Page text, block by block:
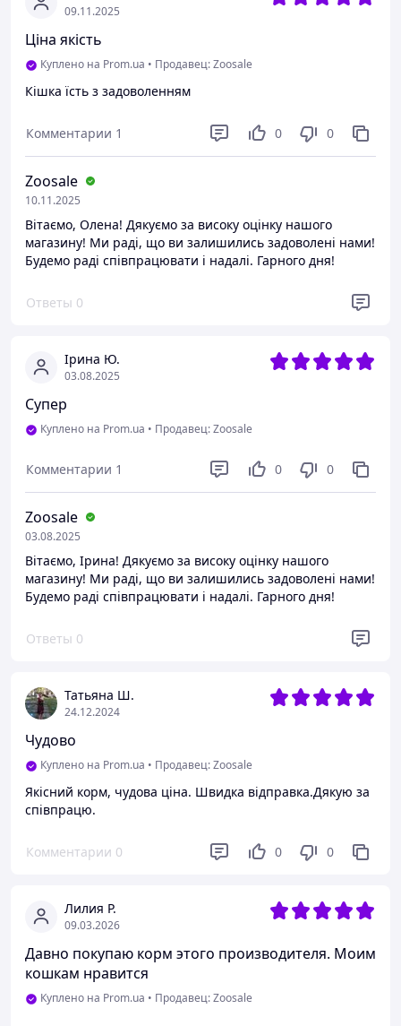
09.11.2025
Ціна якість
Куплено на Prom.ua • Продавец: Zoosale
Кішка їсть з задоволенням
Комментарии 1 0 0
Zoosale
10.11.2025
Вітаємо, Олена! Дякуємо за високу оцінку нашого
магазину! Ми раді, що ви залишились задоволені нами!
Будемо раді співпрацювати і надалі. Гарного дня!
Ответы 0
Ірина Ю.
03.08.2025
Супер
Куплено на Prom.ua • Продавец: Zoosale
Комментарии 1 0 0
Zoosale
03.08.2025
Вітаємо, Ірина! Дякуємо за високу оцінку нашого
магазину! Ми раді, що ви залишились задоволені нами!
Будемо раді співпрацювати і надалі. Гарного дня!
Ответы 0
Татьяна Ш.
24.12.2024
Чудово
Куплено на Prom.ua • Продавец: Zoosale
Якісний корм, чудова ціна. Швидка відправка.Дякую за
співпрацю.
Комментарии 0 0 0
Лилия Р.
09.03.2026
Давно покупаю корм этого производителя. Моим
кошкам нравится
Куплено на Prom.ua • Продавец: Zoosale